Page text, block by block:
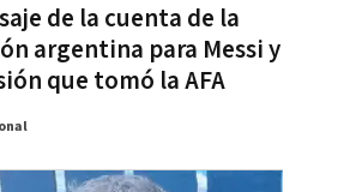
de la cuenta de la
argentina para Messi y
que tomó la AFA